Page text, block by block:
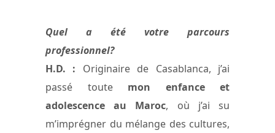
Quel a été votre parcours
professionnel?
H.D. : Originaire de Casablanca, j’ai
passé toute mon enfance et
adolescence au Maroc, où j’ai su
m’imprégner du mélange des cultures,